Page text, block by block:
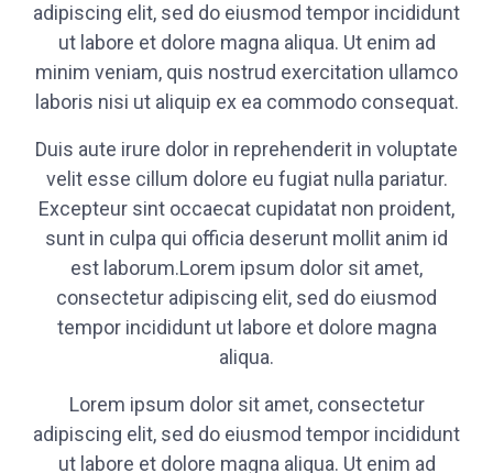
adipiscing elit, sed do eiusmod tempor incididunt
ut labore et dolore magna aliqua. Ut enim ad
minim veniam, quis nostrud exercitation ullamco
laboris nisi ut aliquip ex ea commodo consequat.
Duis aute irure dolor in reprehenderit in voluptate
velit esse cillum dolore eu fugiat nulla pariatur.
Excepteur sint occaecat cupidatat non proident,
sunt in culpa qui officia deserunt mollit anim id
est laborum.Lorem ipsum dolor sit amet,
consectetur adipiscing elit, sed do eiusmod
tempor incididunt ut labore et dolore magna
aliqua.
Lorem ipsum dolor sit amet, consectetur
adipiscing elit, sed do eiusmod tempor incididunt
ut labore et dolore magna aliqua. Ut enim ad